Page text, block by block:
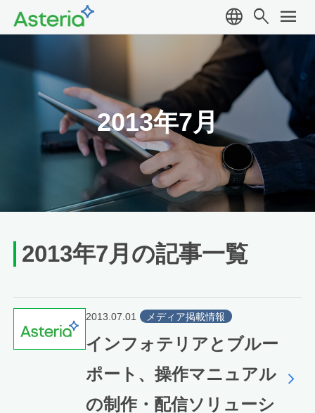
language search menu
2013年7月
2013年7月の記事一覧
2013.07.01 メディア掲載情報
インフォテリアとブルー
ポート、操作マニュアル
の制作・配信ソリューシ